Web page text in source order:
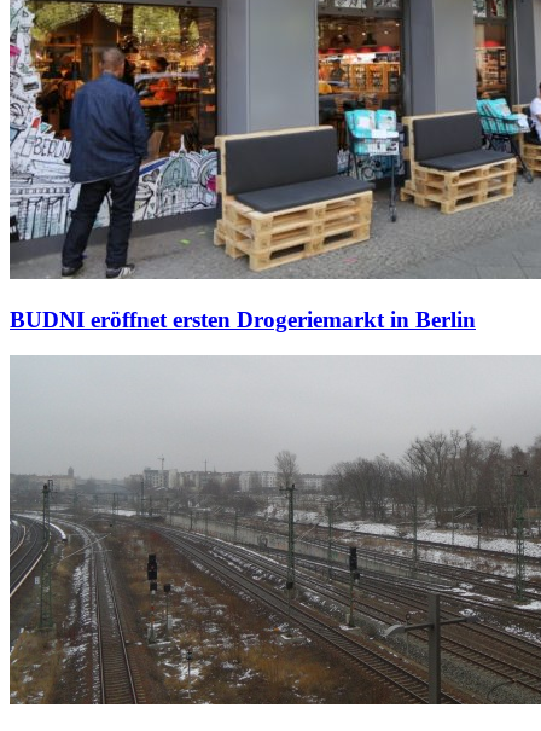
BUDNI eröffnet ersten Drogeriemarkt in Berlin